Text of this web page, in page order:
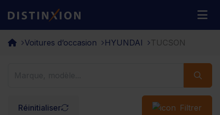
Distinxion
Voitures d’occasion HYUNDAI TUCSON
Réinitialiser Filtrer